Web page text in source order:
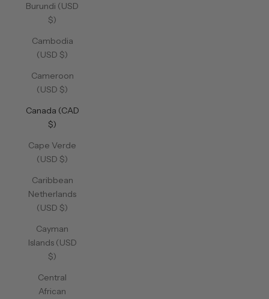
Burundi (USD
$)
Cambodia
(USD $)
Cameroon
(USD $)
Canada (CAD
$)
Cape Verde
(USD $)
Caribbean
Netherlands
(USD $)
Cayman
Islands (USD
$)
Central
African